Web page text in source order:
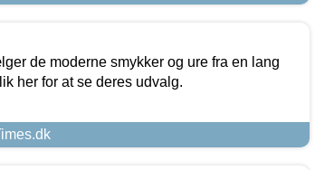
de moderne smykker og ure fra en lang
her for at se deres udvalg.